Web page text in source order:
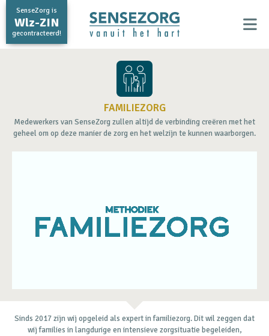
SenseZorg is
Wlz-ZIN
gecontracteerd!
FAMILIEZORG
Medewerkers van SenseZorg zullen altijd de verbinding creëren met het
geheel om op deze manier de zorg en het welzijn te kunnen waarborgen.
Sinds 2017 zijn wij opgeleid als expert in familiezorg. Dit wil zeggen dat
wij families in langdurige en intensieve zorgsituatie begeleiden,